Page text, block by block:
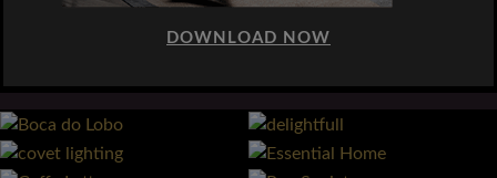
DOWNLOAD NOW